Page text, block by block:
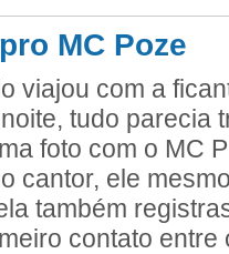
MC Poze
viajou com a
tudo parecia
foto com o MC
cantor, ele
também
contato entre